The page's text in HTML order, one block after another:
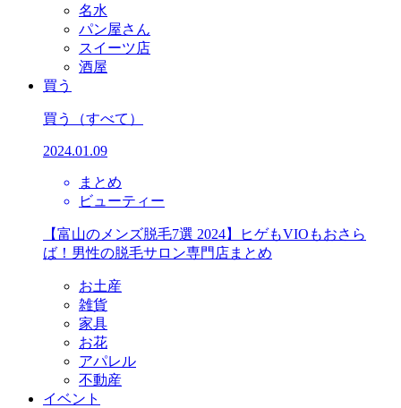
名水
パン屋さん
スイーツ店
酒屋
買う
買う （すべて）
2024.01.09
まとめ
ビューティー
【富山のメンズ脱毛7選 2024】ヒゲもVIOもおさら
ば！男性の脱毛サロン専門店まとめ
お土産
雑貨
家具
お花
アパレル
不動産
イベント